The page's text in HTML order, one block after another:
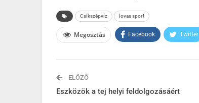
Csíkszépvíz lovas sport
Megosztás Facebook Twitter
ELŐZŐ
Eszközök a tej helyi feldolgozásáért